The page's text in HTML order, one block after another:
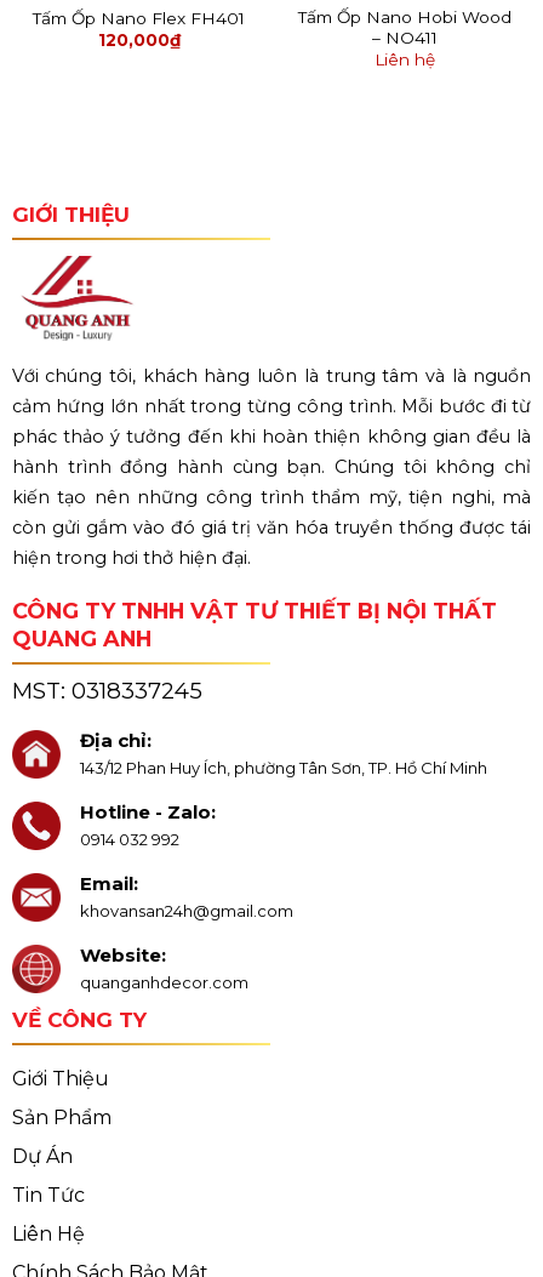
Tấm Ốp Nano Flex FH401
120,000₫
Tấm Ốp Nano Hobi Wood
– NO411
Liên hệ
GIỚI THIỆU
Với chúng tôi, khách hàng luôn là trung tâm và là nguồn
cảm hứng lớn nhất trong từng công trình. Mỗi bước đi từ
phác thảo ý tưởng đến khi hoàn thiện không gian đều là
hành trình đồng hành cùng bạn. Chúng tôi không chỉ
kiến tạo nên những công trình thẩm mỹ, tiện nghi, mà
còn gửi gắm vào đó giá trị văn hóa truyền thống được tái
hiện trong hơi thở hiện đại.
CÔNG TY TNHH VẬT TƯ THIẾT BỊ NỘI THẤT
QUANG ANH
MST: 0318337245
Địa chỉ:
143/12 Phan Huy Ích, phường Tân Sơn, TP. Hồ Chí Minh
Hotline - Zalo:
0914 032 992
Email:
khovansan24h@gmail.com
Website:
quanganhdecor.com
VỀ CÔNG TY
Giới Thiệu
Sản Phẩm
Dự Án
Tin Tức
Liên Hệ